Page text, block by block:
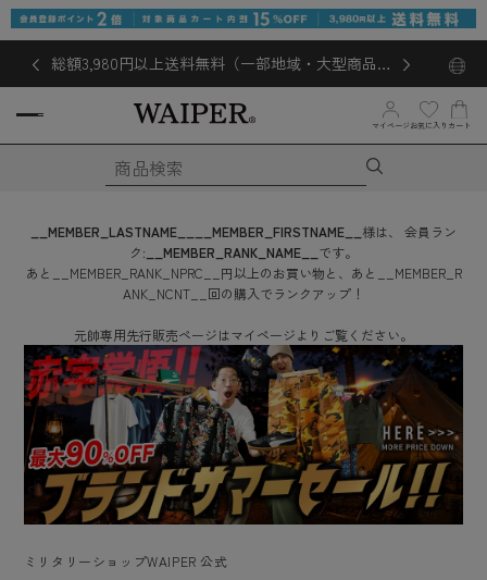
総額3,980円以上送料無料（一部地域・大型商品対
マイページ お気に入り カート
__MEMBER_LASTNAME__ __MEMBER_FIRSTNAME__ 様は、
会員ラン
ク: __MEMBER_RANK_NAME__ です。
あと
__MEMBER_RANK_NPRC__ 円以上のお買い物と、あと
__MEMBER_R
ANK_NCNT__ 回の購入でランクアップ！
元帥専用先行販売ページはマイページよりご覧ください。
ミリタリーショップWAIPER 公式